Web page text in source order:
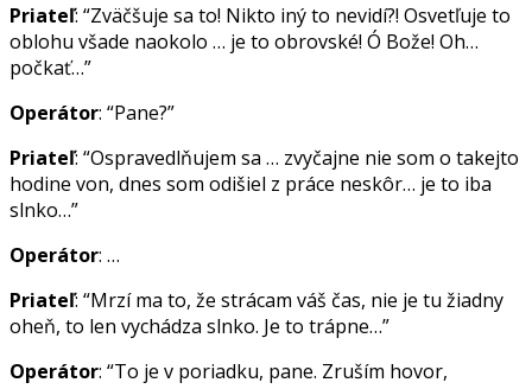
Priateľ: “Zväčšuje sa to! Nikto iný to nevidí?! Osvetľuje to
oblohu všade naokolo … je to obrovské! Ó Bože! Oh…
počkať…”
Operátor: “Pane?”
Priateľ: “Ospravedlňujem sa … zvyčajne nie som o takejto
hodine von, dnes som odišiel z práce neskôr… je to iba
slnko…”
Operátor: …
Priateľ: “Mrzí ma to, že strácam váš čas, nie je tu žiadny
oheň, to len vychádza slnko. Je to trápne…”
Operátor: “To je v poriadku, pane. Zruším hovor,